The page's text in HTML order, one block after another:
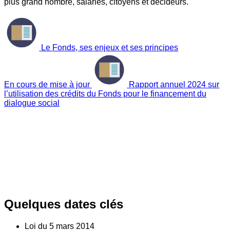
plus grand nombre, salariés, citoyens et décideurs.
Le Fonds, ses enjeux et ses principes
En cours de mise à jour
Rapport annuel 2024 sur
l’utilisation des crédits du Fonds pour le financement du
dialogue social
Quelques dates clés
Loi du 5 mars 2014